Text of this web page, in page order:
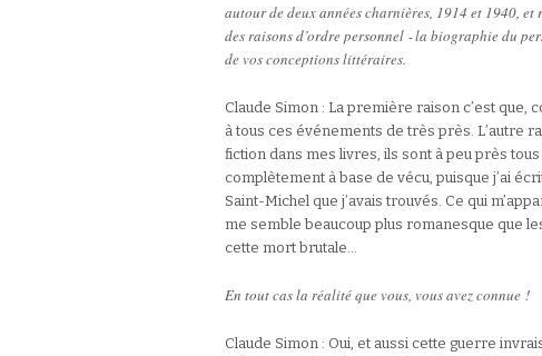
autour de deux années charnières, 1914 et 1940,
des raisons d’ordre personnel ‑ la biographie du
de vos conceptions littéraires.
Claude Simon : La première raison c’est que,
à tous ces événements de très près. L’autre
fiction dans mes livres, ils sont à peu près
complètement à base de vécu, puisque j’ai
Saint-Michel que j’avais trouvés. Ce qui
me semble beaucoup plus romanesque que
cette mort brutale…
En tout cas la réalité que vous, vous avez connue !
Claude Simon : Oui, et aussi cette guerre